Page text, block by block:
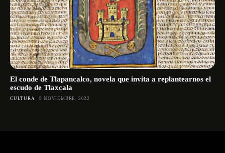
El conde de Tlapancalco, novela que invita a replantearnos el
escudo de Tlaxcala
CULTURA 9 NOVIEMBRE, 2022